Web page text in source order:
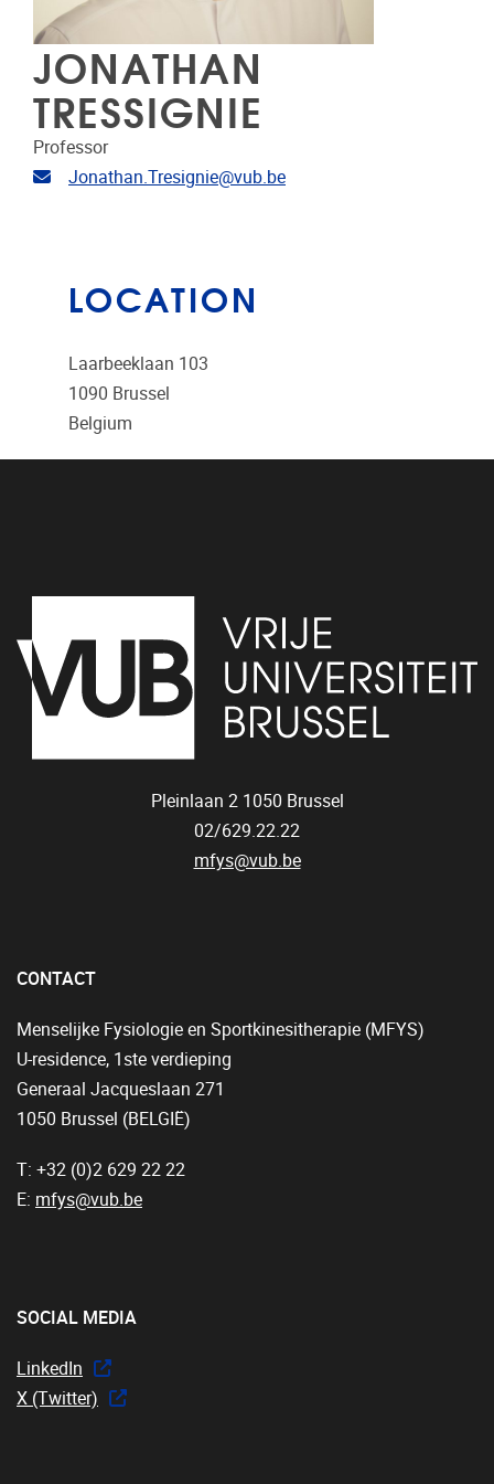
JONATHAN
TRESSIGNIE
Professor
Email address
Jonathan.Tresignie@vub.be
LOCATION
Laarbeeklaan 103
1090 Brussel
Belgium
Pleinlaan 2 1050 Brussel
02/629.22.22
mfys@vub.be
CONTACT
Menselijke Fysiologie en Sportkinesitherapie (MFYS)
U-residence, 1ste verdieping
Generaal Jacqueslaan 271
1050 Brussel (BELGIË)
T: +32 (0)2 629 22 22
E: mfys@vub.be
SOCIAL MEDIA
LinkedIn
X (Twitter)